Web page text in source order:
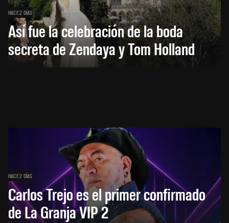
HACE 2 DÍAS
Así fue la celebración de la boda
secreta de Zendaya y Tom Holland
HACE 2 DÍAS
Carlos Trejo es el primer confirmado
de La Granja VIP 2